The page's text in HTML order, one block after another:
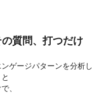
の質問、打つだけ
ンゲージパターンを分析し
、